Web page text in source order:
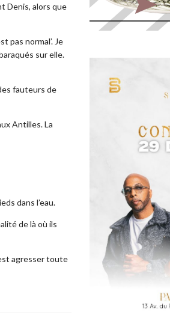
Denis, alors que
pas normal’. Je
sur elle.
fauteurs de
Antilles. La
dans l’eau.
de là où ils
agresser toute